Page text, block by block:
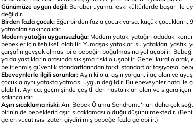
Günümüze uygun değil: Beraber uyuma, eski kültürlerde başarı ile
değildir.
Birden fazla çocuk: Eğer birden fazla çocuk varsa, küçük çocukların,
yatmaları sakıncalıdır.
Modern yatağın uygunsuzluğu: Modern yatak, yatağın odadaki
bebekler için tehlikeli olabilir. Yumaşak yataklar, su yatakları,
çarşafın gevşek olması bile bebeğin boğulmasına yol açabilir.
ya da yastıkların arasında sıkışma riski oluşabilir. Genel kural
belirlenmiş güvenlik standartlarından farklı standartlar taşıyorsa,
Ebeveynlerle ilgili sorunlar: Aşırı kilolu, aşırı yorgun, ilaç alan ve
çocukla aynı yatakta yatması uygun değildir. Bu ebeveynler hata ile
olabilir. Ayrıca, geçmişinde çeşitli deri hastalıkları olan ve sigara
sakıncalıdır.
Aşırı sıcaklama riski: Ani Bebek Ölümü Sendromu‘nun daha çok
birinin de bebeklerin aşırı sıcaklaması olduğu düşünülmektedir.
gelen vucüt ısısı zaten giydirilmiş bebeğe fazla gelebilir.)